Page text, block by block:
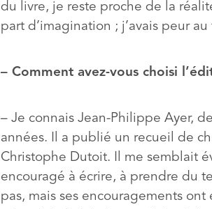
du livre, je reste proche de la
part d’imagination ; j’avais peur
– Comment avez-vous choisi
– Je connais Jean-Philippe Ayer,
années. Il a publié un recueil de
Christophe Dutoit. Il me semblait
encouragé à écrire, à prendre du
pas, mais ses encouragements